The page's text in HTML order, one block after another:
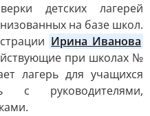
детских лагерей
на базе школ.
Ирина Иванова
при школах №
лагерь для учащихся
с руководителями,